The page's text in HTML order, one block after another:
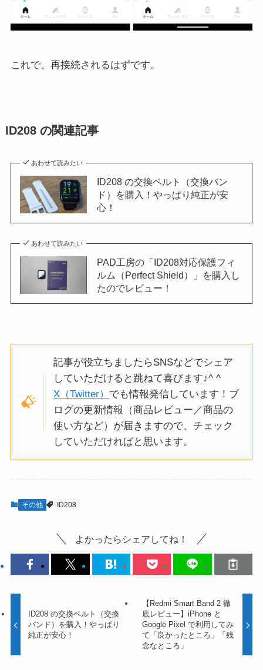
これで、再接続されるはずです。
ID208 の関連記事
あわせて読みたい
ID208 の交換ベルト（交換バン
ド）を購入！やっぱり純正が安
心！
あわせて読みたい
PAD工房の「ID208対応保護フィ
ルム（Perfect Shield）」を購入し
たのでレビュー！
記事が役立ちましたらSNSなどでシェア
していただけると跳ねて喜びます♪^ ^
X（Twitter） でも情報発信しています！ブ
ログの更新情報（商品レビュー／商品の
使い方など）が届きますので、チェック
していただければと思います。
その他 ID208
よかったらシェアしてね！
ID208 の交換ベルト（交換
バンド）を購入！やっぱり
純正が安心！
【Redmi Smart Band 2 徹
底レビュー】iPhone と
Google Pixel で利用してみ
て「良かったところ」「残
念なところ」